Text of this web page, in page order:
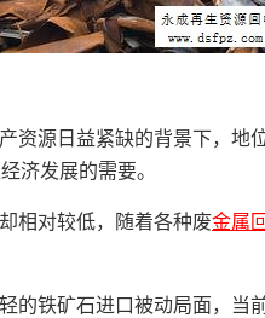
资源日益紧缺的背景下，地
济发展的需要。
相对较低，随着各种废金属
的铁矿石进口被动局面，当